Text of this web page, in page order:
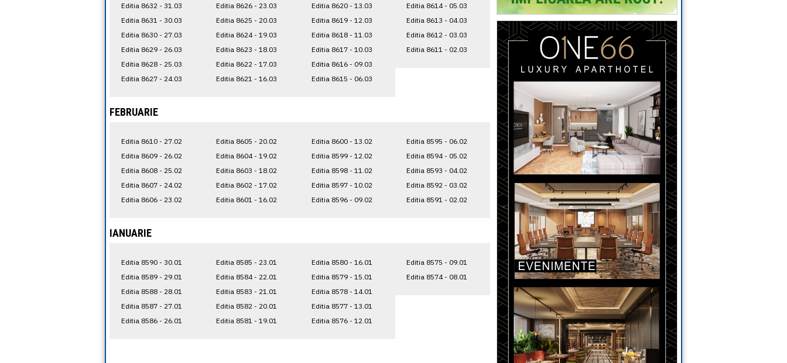
Editia 8632 - 31.03
Editia 8631 - 30.03
Editia 8630 - 27.03
Editia 8629 - 26.03
Editia 8628 - 25.03
Editia 8627 - 24.03
Editia 8626 - 23.03
Editia 8625 - 20.03
Editia 8624 - 19.03
Editia 8623 - 18.03
Editia 8622 - 17.03
Editia 8621 - 16.03
Editia 8620 - 13.03
Editia 8619 - 12.03
Editia 8618 - 11.03
Editia 8617 - 10.03
Editia 8616 - 09.03
Editia 8615 - 06.03
Editia 8614 - 05.03
Editia 8613 - 04.03
Editia 8612 - 03.03
Editia 8611 - 02.03
FEBRUARIE
Editia 8610 - 27.02
Editia 8609 - 26.02
Editia 8608 - 25.02
Editia 8607 - 24.02
Editia 8606 - 23.02
Editia 8605 - 20.02
Editia 8604 - 19.02
Editia 8603 - 18.02
Editia 8602 - 17.02
Editia 8601 - 16.02
Editia 8600 - 13.02
Editia 8599 - 12.02
Editia 8598 - 11.02
Editia 8597 - 10.02
Editia 8596 - 09.02
Editia 8595 - 06.02
Editia 8594 - 05.02
Editia 8593 - 04.02
Editia 8592 - 03.02
Editia 8591 - 02.02
IANUARIE
Editia 8590 - 30.01
Editia 8589 - 29.01
Editia 8588 - 28.01
Editia 8587 - 27.01
Editia 8586 - 26.01
Editia 8585 - 23.01
Editia 8584 - 22.01
Editia 8583 - 21.01
Editia 8582 - 20.01
Editia 8581 - 19.01
Editia 8580 - 16.01
Editia 8579 - 15.01
Editia 8578 - 14.01
Editia 8577 - 13.01
Editia 8576 - 12.01
Editia 8575 - 09.01
Editia 8574 - 08.01